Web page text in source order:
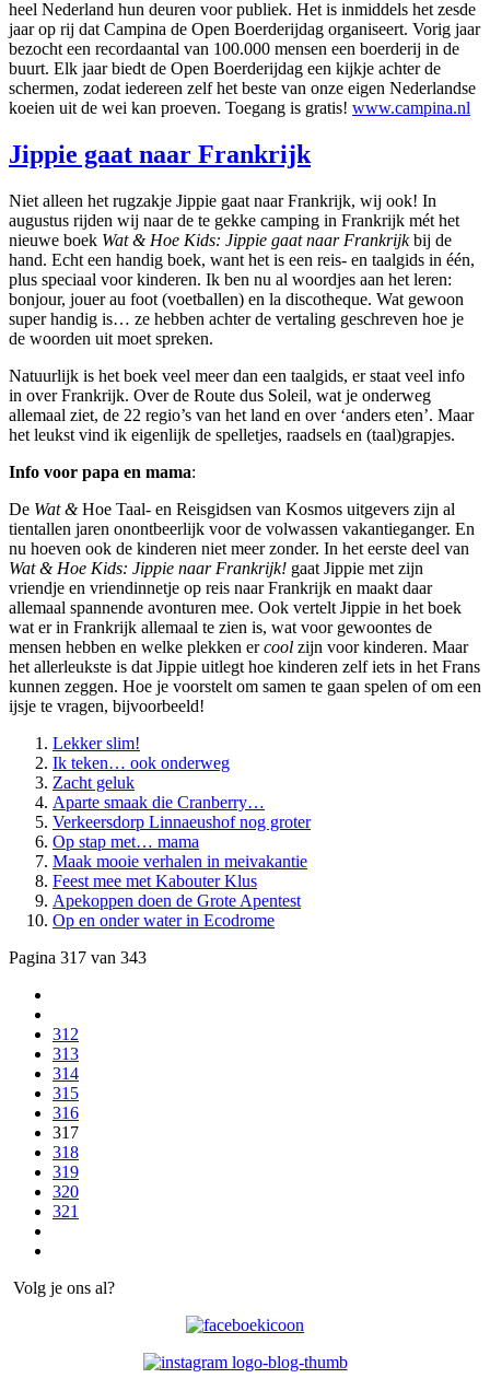
heel Nederland hun deuren voor publiek. Het is inmiddels het zesde
jaar op rij dat Campina de Open Boerderijdag organiseert. Vorig jaar
bezocht een recordaantal van 100.000 mensen een boerderij in de
buurt. Elk jaar biedt de Open Boerderijdag een kijkje achter de
schermen, zodat iedereen zelf het beste van onze eigen Nederlandse
koeien uit de wei kan proeven. Toegang is gratis! www.campina.nl
Jippie gaat naar Frankrijk
Niet alleen het rugzakje Jippie gaat naar Frankrijk, wij ook! In
augustus rijden wij naar de te gekke camping in Frankrijk mét het
nieuwe boek Wat & Hoe Kids: Jippie gaat naar Frankrijkbij de
hand. Echt een handig boek, want het is een reis- en taalgids in één,
plus speciaal voor kinderen. Ik ben nu al woordjes aan het leren:
bonjour, jouer au foot (voetballen) en la discotheque. Wat gewoon
super handig is… ze hebben achter de vertaling geschreven hoe je
de woorden uit moet spreken.
Natuurlijk is het boek veel meer dan een taalgids, er staat veel info
in over Frankrijk. Over de Route dus Soleil, wat je onderweg
allemaal ziet, de 22 regio’s van het land en over ‘anders eten’. Maar
het leukst vind ik eigenlijk de spelletjes, raadsels en (taal)grapjes.
Info voor papa en mama:
De Wat &Hoe Taal- en Reisgidsen van Kosmos uitgevers zijn al
tientallen jaren onontbeerlijk voor de volwassen vakantieganger. En
nu hoeven ook de kinderen niet meer zonder. In het eerste deel van
Wat & Hoe Kids: Jippie naar Frankrijk! gaat Jippie met zijn
vriendje en vriendinnetje op reis naar Frankrijk en maakt daar
allemaal spannende avonturen mee. Ook vertelt Jippie in het boek
wat er in Frankrijk allemaal te zien is, wat voor gewoontes de
mensen hebben en welke plekken ercool zijn voor kinderen. Maar
het allerleukste is dat Jippie uitlegt hoe kinderen zelf iets in het Frans
kunnen zeggen. Hoe je voorstelt om samen te gaan spelen of om een
ijsje te vragen, bijvoorbeeld!
Lekker slim!
Ik teken… ook onderweg
Zacht geluk
Aparte smaak die Cranberry…
Verkeersdorp Linnaeushof nog groter
Op stap met… mama
Maak mooie verhalen in meivakantie
Feest mee met Kabouter Klus
Apekoppen doen de Grote Apentest
Op en onder water in Ecodrome
Pagina 317 van 343
312
313
314
315
316
317
318
319
320
321
Volg je ons al?